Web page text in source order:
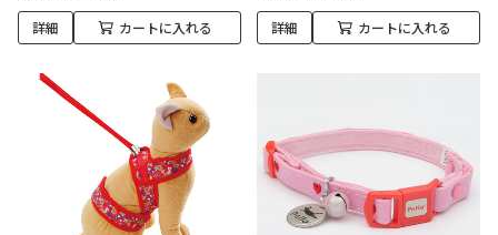
詳細 カートに入れる 詳細 カートに入れる